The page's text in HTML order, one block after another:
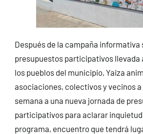
Después de la campaña informativa
presupuestos participativos llevada
los pueblos del municipio, Yaiza
asociaciones, colectivos y vecinos
semana a una nueva jornada de
participativos para aclarar
programa, encuentro que tendrá